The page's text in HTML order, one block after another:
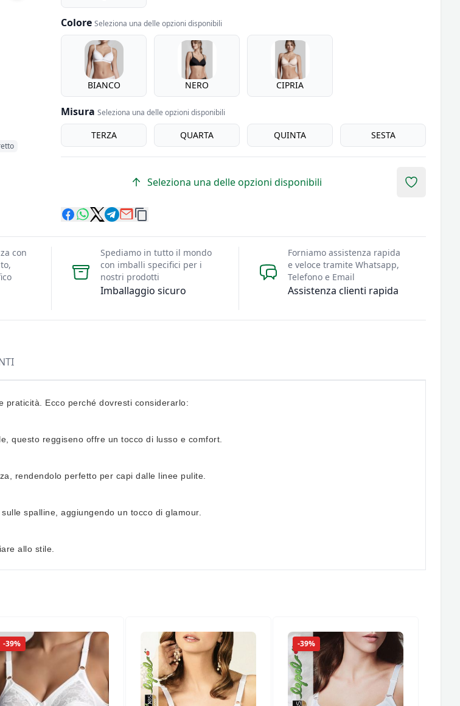
Colore Seleziona una delle opzioni disponibili
Colore
BIANCO NERO CIPRIA
Misura Seleziona una delle opzioni disponibili
MisuraTERZA QUARTA QUINTA SESTA
Seleziona una delle opzioni disponibili Add to
con
Imballaggio sicuro
Spediamo in tutto il mondo
con imballi specifici per i
nostri prodotti
Assistenza clienti rapida
Forniamo assistenza rapida
e veloce tramite Whatsapp,
Telefono e Email
praticità. Ecco perché dovresti considerarlo:
questo reggiseno offre un tocco di lusso e comfort.
rendendolo perfetto per capi dalle linee pulite.
spalline, aggiungendo un tocco di glamour.
allo stile.
-39% -39%